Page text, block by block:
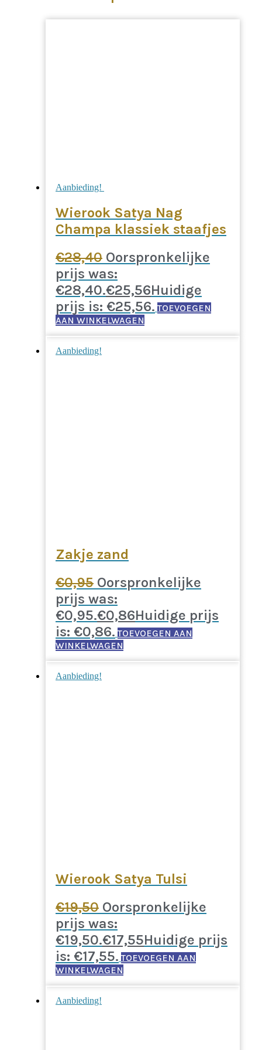
Aanbieding!
Wierook Satya Nag
Champa klassiek staafjes
€28,40 Oorspronkelijke
prijs was:
€28,40.€25,56Huidige
prijs is: €25,56. TOEVOEGEN
AAN WINKELWAGEN
Aanbieding!
Zakje zand
€0,95 Oorspronkelijke
prijs was:
€0,95.€0,86Huidige prijs
is: €0,86. TOEVOEGEN AAN
WINKELWAGEN
Aanbieding!
Wierook Satya Tulsi
€19,50 Oorspronkelijke
prijs was:
€19,50.€17,55Huidige prijs
is: €17,55. TOEVOEGEN AAN
WINKELWAGEN
Aanbieding!